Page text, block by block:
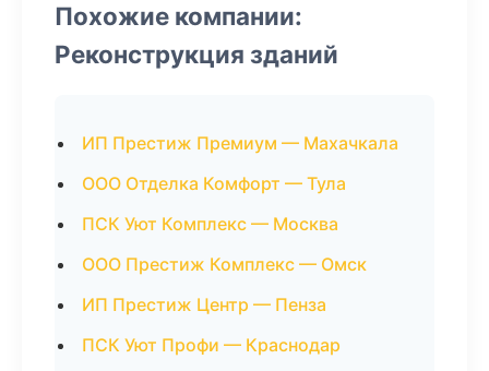
Похожие компании:
Реконструкция зданий
ИП Престиж Премиум — Махачкала
ООО Отделка Комфорт — Тула
ПСК Уют Комплекс — Москва
ООО Престиж Комплекс — Омск
ИП Престиж Центр — Пенза
ПСК Уют Профи — Краснодар